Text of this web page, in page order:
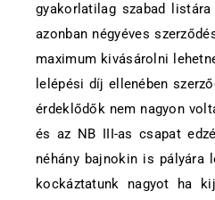
gyakorlatilag szabad
azonban négyéves
maximum kivásárolni
lelépési díj ellenében
érdeklődők nem nagyon
és az NB III-as csapat
néhány bajnokin is pályára
kockáztatunk nagyot ha